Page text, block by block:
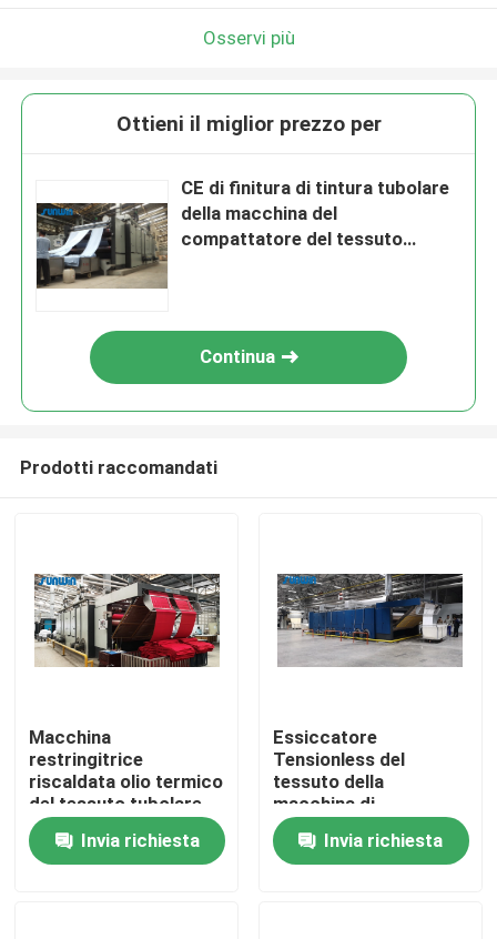
Casa
Chi siamo
Osservi più
Ottieni il miglior prezzo per
CE di finitura di tintura tubolare
della macchina del
compattatore del tessuto
Continua
Prodotti raccomandati
Macchina
restringitrice
riscaldata olio termico
del tessuto tubolare
Tensionless asciutto
del poliestere della
macchina di
Invia richiesta
Essiccatore
Tensionless del
tessuto della
macchina di
rilassamento del
tessuto riscaldato gas
da 170 gradi
Invia richiesta